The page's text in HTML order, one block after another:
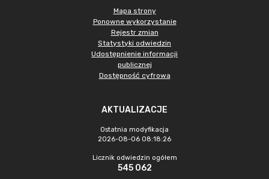
Mapa strony
Ponowne wykorzystanie
Rejestr zmian
Statystyki odwiedzin
Udostępnienie informacji
publicznej
Dostępność cyfrowa
AKTUALIZACJE
Ostatnia modyfikacja
2026-08-06 08:18:26
Licznik odwiedzin ogółem
545 062